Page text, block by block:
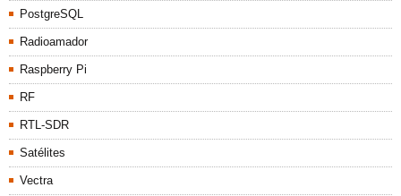
PostgreSQL
Radioamador
Raspberry Pi
RF
RTL-SDR
Satélites
Vectra